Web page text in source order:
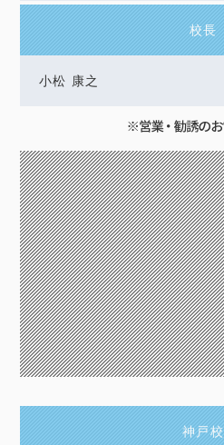
校長
小松 康之
神戸校